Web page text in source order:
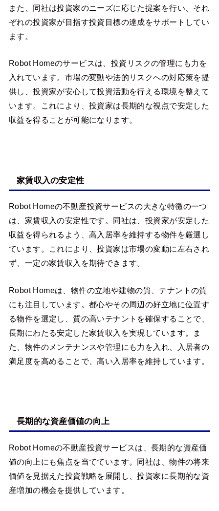
また、同社は投資家のニーズに応じた提案を行い、それ
ぞれの投資家が目指す投資目標の達成をサポートしてい
ます。
Robot Homeのサービスは、投資リスクの管理にも力を
入れています。市場の変動や法的リスクへの対応策を提
供し、投資家が安心して投資活動を行える環境を整えて
います。これにより、投資家は長期的な視点で安定した
収益を得ることが可能になります。
家賃収入の安定性
Robot Homeの不動産投資サービスの大きな特徴の一つ
は、家賃収入の安定性です。同社は、投資家が安定した
収益を得られるよう、高入居率を維持する物件を厳選し
ています。これにより、投資家は市場の変動に左右され
ず、一定の家賃収入を期待できます。
Robot Homeは、物件の立地や建物の質、テナントの質
にも注目しています。都心やその周辺の好立地に位置す
る物件を選定し、質の高いテナントを確保することで、
長期にわたる安定した家賃収入を実現しています。ま
た、物件のメンテナンスや管理にも力を入れ、入居者の
満足度を高めることで、高い入居率を維持しています。
長期的な資産価値の向上
Robot Homeの不動産投資サービスは、長期的な資産価
値の向上にも焦点を当てています。同社は、物件の将来
価値を見据えた投資戦略を展開し、投資家に長期的な資
産増加の機会を提供しています。